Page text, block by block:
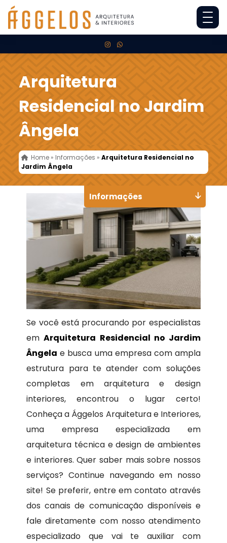
Arquitetura
Residencial no Jardim
Ângela
Home » Informações »Arquitetura Residencial no
Jardim Ângela
Se você está procurando por especialistas
emArquitetura Residencial no Jardim
Ângela e busca uma empresa com ampla
estrutura para te atender com soluções
completas em arquitetura e design
interiores, encontrou o lugar certo!
Conheça a Ággelos Arquitetura e Interiores,
uma empresa especializada em
arquitetura técnica e design de ambientes
e interiores. Quer saber mais sobre nossos
serviços? Continue navegando em nosso
site! Se preferir, entre em contato através
dos canais de comunicação disponíveis e
fale diretamente com nosso atendimento
especializado que vai te auxiliar com
Informações